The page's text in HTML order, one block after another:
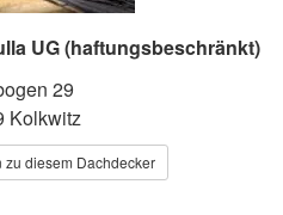
UG (haftungsbeschränkt)
29
Kolkwitz
zu diesem Dachdecker